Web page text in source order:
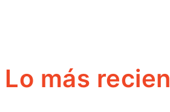
Lo más